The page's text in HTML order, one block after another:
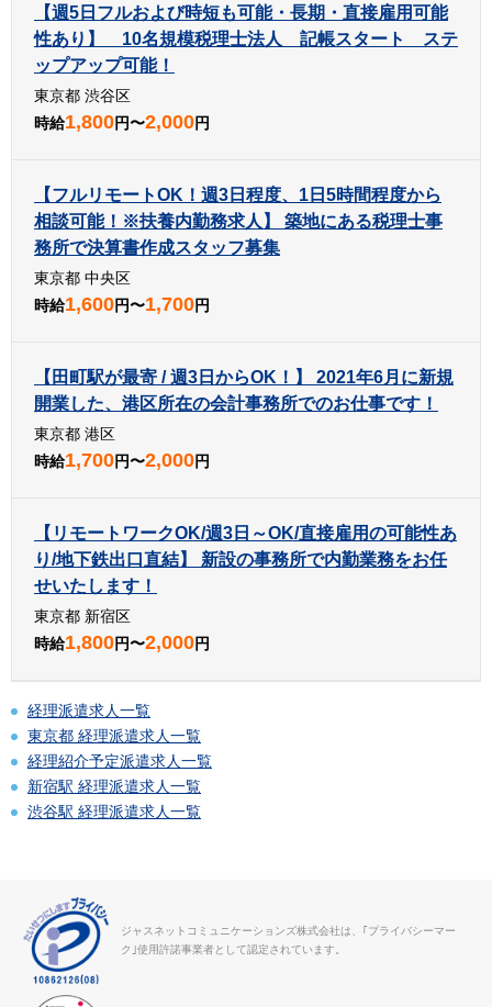
【週5日フルおよび時短も可能・長期・直接雇用可能
性あり】 10名規模税理士法人 記帳スタート ステ
ップアップ可能！
東京都 渋谷区
時給1,800円〜2,000円
【フルリモートOK！週3日程度、1日5時間程度から
相談可能！※扶養内勤務求人】 築地にある税理士事
務所で決算書作成スタッフ募集
東京都 中央区
時給1,600円〜1,700円
【田町駅が最寄 / 週3日からOK！】 2021年6月に新規
開業した、港区所在の会計事務所でのお仕事です！
東京都 港区
時給1,700円〜2,000円
【リモートワークOK/週3日～OK/直接雇用の可能性あ
り/地下鉄出口直結】 新設の事務所で内勤業務をお任
せいたします！
東京都 新宿区
時給1,800円〜2,000円
経理派遣求人一覧
東京都 経理派遣求人一覧
経理紹介予定派遣求人一覧
新宿駅 経理派遣求人一覧
渋谷駅 経理派遣求人一覧
ジャスネットコミュニケーションズ株式会社は、｢プライバシーマー
ク｣使用許諾事業者として認定されています。